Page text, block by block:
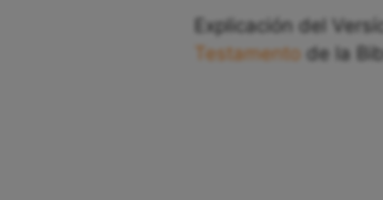
Explicación del
Testamentode la